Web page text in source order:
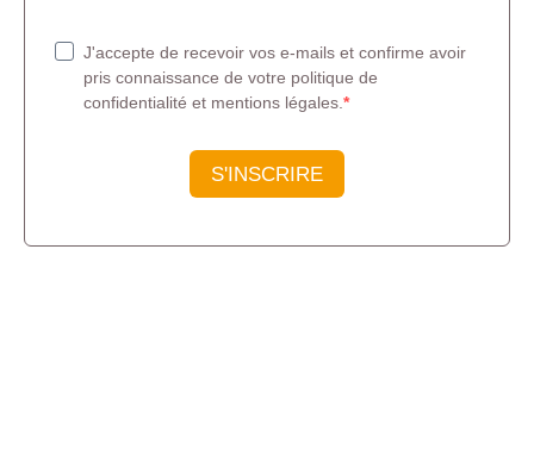
J'accepte de recevoir vos e-mails et confirme avoir
pris connaissance de votre politique de
confidentialité et mentions légales.
S'INSCRIRE